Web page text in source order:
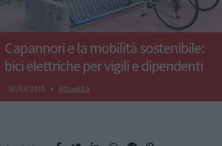
Capannori e la mobilità sostenibile:
bici elettriche per vigili e dipendenti
30/03/2015 • Attualità